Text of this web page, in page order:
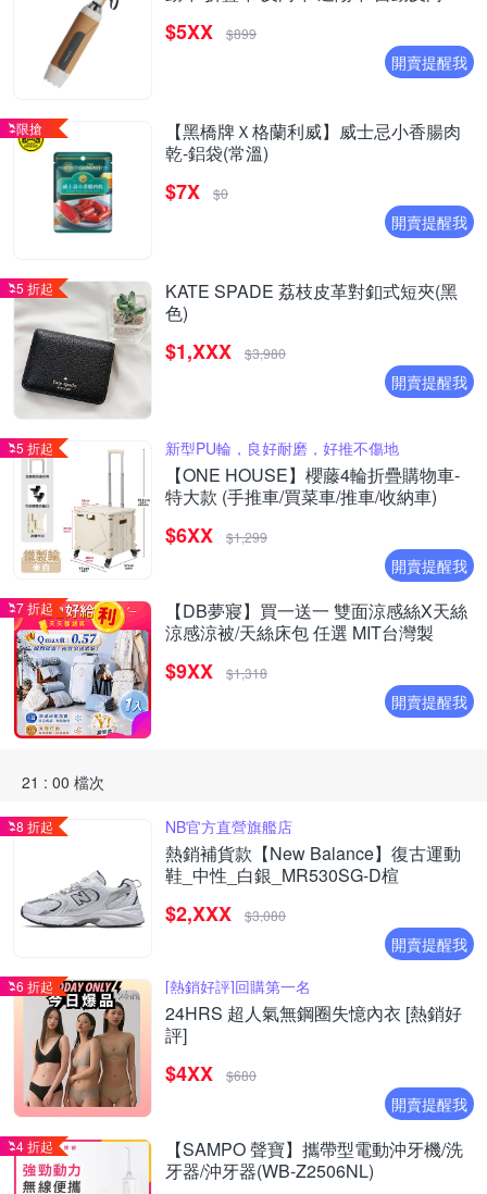
$5XX $899
開賣提醒我
限搶
【黑橋牌Ｘ格蘭利威】威士忌小香腸肉
乾-鋁袋(常溫)
$7X $0
開賣提醒我
5 折起
KATE SPADE 荔枝皮革對釦式短夾(黑
色)
$1,XXX $3,980
開賣提醒我
5 折起 新型PU輪，良好耐磨，好推不傷地
【ONE HOUSE】櫻藤4輪折疊購物車-
特大款 (手推車/買菜車/推車/收納車)
$6XX $1,299
開賣提醒我
7 折起
【DB夢寢】買一送一 雙面涼感絲X天絲
涼感涼被/天絲床包 任選 MIT台灣製
$9XX $1,318
開賣提醒我
21 : 00 檔次
8 折起 NB官方直營旗艦店
熱銷補貨款【New Balance】復古運動
鞋_中性_白銀_MR530SG-D楦
$2,XXX $3,080
開賣提醒我
6 折起 [熱銷好評]回購第一名
24HRS 超人氣無鋼圈失憶內衣 [熱銷好
評]
$4XX $680
開賣提醒我
4 折起
【SAMPO 聲寶】攜帶型電動沖牙機/洗
牙器/沖牙器(WB-Z2506NL)